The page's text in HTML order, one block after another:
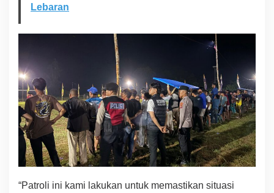
Lebaran
“Patroli ini kami lakukan untuk memastikan situasi